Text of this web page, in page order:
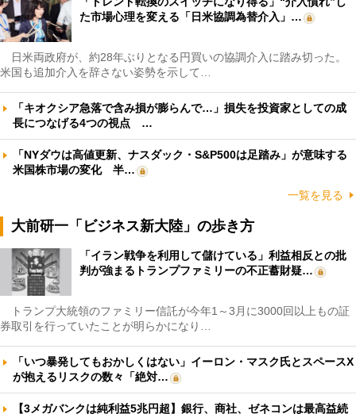
た市場心理を変える「日米協調為替介入」…
日米両政府が、約28年ぶりとなる円買いの協調介入に踏み切った。
米国も追加介入を辞さない姿勢を示して…
「キオクシア急落で含み損が膨らんで…」損失を投資家としての成
長につなげる4つの視点 …
「NYダウは高値更新、ナスダック・S&P500は足踏み」が意味する
米国株市場の変化 半…
一覧を見る
大前研一「ビジネス新大陸」の歩き方
「イラン戦争を利用して儲けている」利益相反との批
判が強まるトランプファミリーの不正蓄財疑…
トランプ大統領のファミリー信託が今年1～3月に3000回以上もの証
券取引を行っていたことが明らかになり…
「いつ暴発してもおかしくはない」イーロン・マスク氏とスペースX
が抱えるリスクの数々「絶対…
【3メガバンクは純利益5兆円超】銀行、商社、ゼネコンは最高益続